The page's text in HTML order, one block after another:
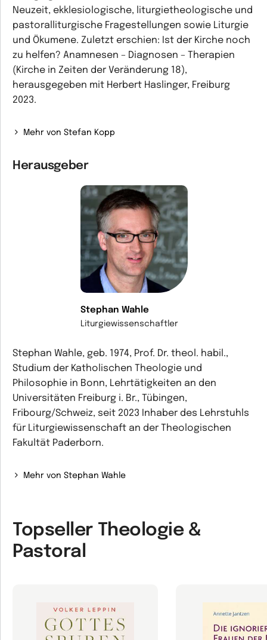
Neuzeit, ekklesiologische, liturgietheologische und
pastoralliturgische Fragestellungen sowie Liturgie
und Ökumene. Zuletzt erschien: Ist der Kirche noch
zu helfen? Anamnesen – Diagnosen – Therapien
(Kirche in Zeiten der Veränderung 18),
herausgegeben mit Herbert Haslinger, Freiburg
2023.
Mehr von Stefan Kopp
Herausgeber
Stephan Wahle
Liturgiewissenschaftler
Stephan Wahle, geb. 1974, Prof. Dr. theol. habil.,
Studium der Katholischen Theologie und
Philosophie in Bonn, Lehrtätigkeiten an den
Universitäten Freiburg i. Br., Tübingen,
Fribourg/Schweiz, seit 2023 Inhaber des Lehrstuhls
für Liturgiewissenschaft an der Theologischen
Fakultät Paderborn.
Mehr von Stephan Wahle
Topseller Theologie &
Pastoral